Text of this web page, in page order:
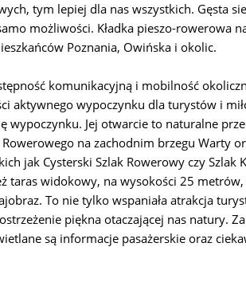
tym lepiej dla nas wszystkich. Gęsta
możliwości. Kładka pieszo-rowerowa
Poznania, Owińska i okolic.
komunikacyjną i mobilność
aktywnego wypoczynku dla turystów i
wypoczynku. Jej otwarcie to naturalne
na zachodnim brzegu Warty
jak Cysterski Szlak Rowerowy czy Szlak
taras widokowy, na wysokości 25
To nie tylko wspaniała atrakcja
piękna otaczającej nas natury.
są informacje pasażerskie oraz